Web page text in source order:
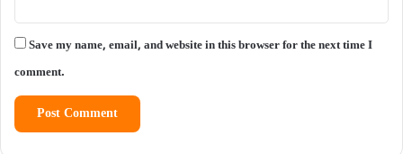
Save my name, email, and website in this browser for the next time I
comment.